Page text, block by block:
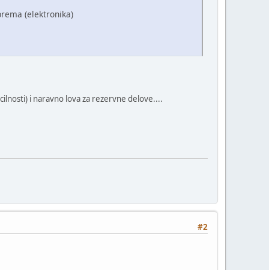
(elektronika)
i naravno lova za rezervne delove....
#2